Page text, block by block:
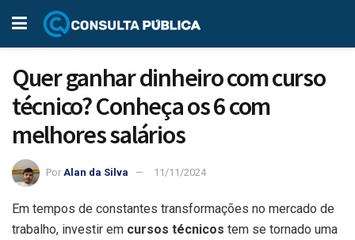
Quer ganhar dinheiro com curso
técnico? Conheça os 6 com
melhores salários
Por Alan da Silva 11/11/2024
Em tempos de constantes transformações no mercado de
trabalho, investir em cursos técnicos tem se tornado uma